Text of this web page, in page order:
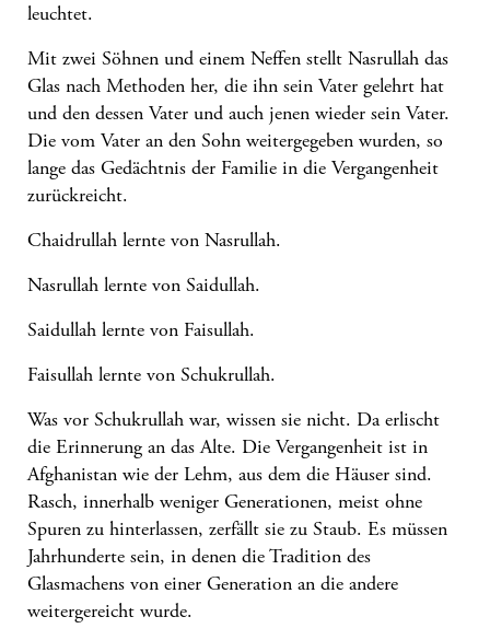
leuchtet.
Mit zwei Söhnen und einem Neffen stellt Nasrullah das
Glas nach Methoden her, die ihn sein Vater gelehrt hat
und den dessen Vater und auch jenen wieder sein Vater.
Die vom Vater an den Sohn weitergegeben wurden, so
lange das Gedächtnis der Familie in die Vergangenheit
zurückreicht.
Chaidrullah lernte von Nasrullah.
Nasrullah lernte von Saidullah.
Saidullah lernte von Faisullah.
Faisullah lernte von Schukrullah.
Was vor Schukrullah war, wissen sie nicht. Da erlischt
die Erinnerung an das Alte. Die Vergangenheit ist in
Afghanistan wie der Lehm, aus dem die Häuser sind.
Rasch, innerhalb weniger Generationen, meist ohne
Spuren zu hinterlassen, zerfällt sie zu Staub. Es müssen
Jahrhunderte sein, in denen die Tradition des
Glasmachens von einer Generation an die andere
weitergereicht wurde.